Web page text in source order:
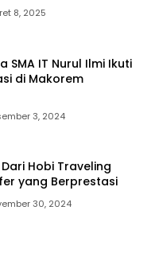
8, 2025
SMA IT Nurul Ilmi Ikuti
di Makorem
3, 2024
Hobi Traveling
yang Berprestasi
30, 2024